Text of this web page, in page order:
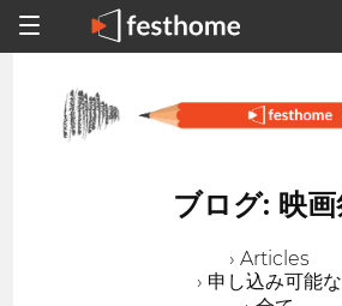
ブログ: 映
› Articles
› 申し込み可能な